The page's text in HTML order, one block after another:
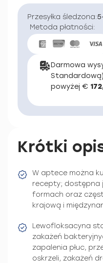
Przesyłka śledzona:
Metoda płatności:
Darmowa
powyżej €
Krótki
W aptece można
recepty; dostępna
formach oraz
krajową i
Lewofloksacyna
zakażeń
zapalenia płuc,
oskrzeli, zakażeń